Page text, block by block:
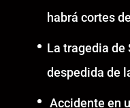
habrá cortes
La tragedia de
despedida de
Accidente en